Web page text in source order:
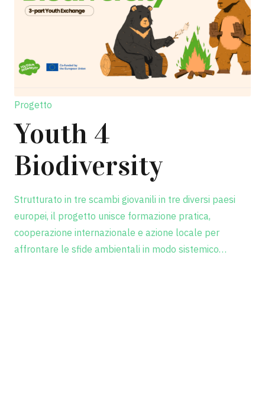
Progetto
Youth 4
Biodiversity
Strutturato in tre scambi giovanili in tre diversi paesi
europei, il progetto unisce formazione pratica,
cooperazione internazionale e azione locale per
affrontare le sfide ambientali in modo sistemico…